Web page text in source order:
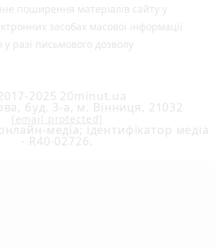
поширення матеріалів сайту у
засобах масової інформації
разі письмового дозволу
2025 20minut.ua
буд. 3-а, м. Вінниця, 21032
[email protected]
медіа; ідентифікатор медіа
- R40-02726.